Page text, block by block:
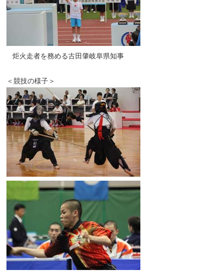
炬火走者を務める古田肇岐阜県知事
＜競技の様子＞